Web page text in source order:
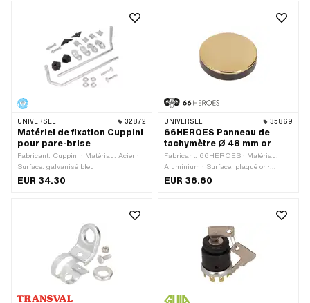
UNIVERSEL 32872
Matériel de fixation Cuppini
pour pare-brise
Fabricant: Cuppini · Matériau: Acier ·
Surface: galvanisé bleu
EUR 34.30
UNIVERSEL 35869
66HEROES Panneau de
tachymètre Ø 48 mm or
Fabricant: 66HEROES · Matériau:
Aluminium · Surface: plaqué or ·
Couleur: or · Hauteur totale: 3 mm · Ø
EUR 36.60